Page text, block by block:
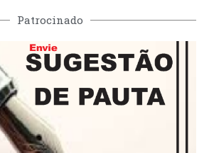
Patrocinado